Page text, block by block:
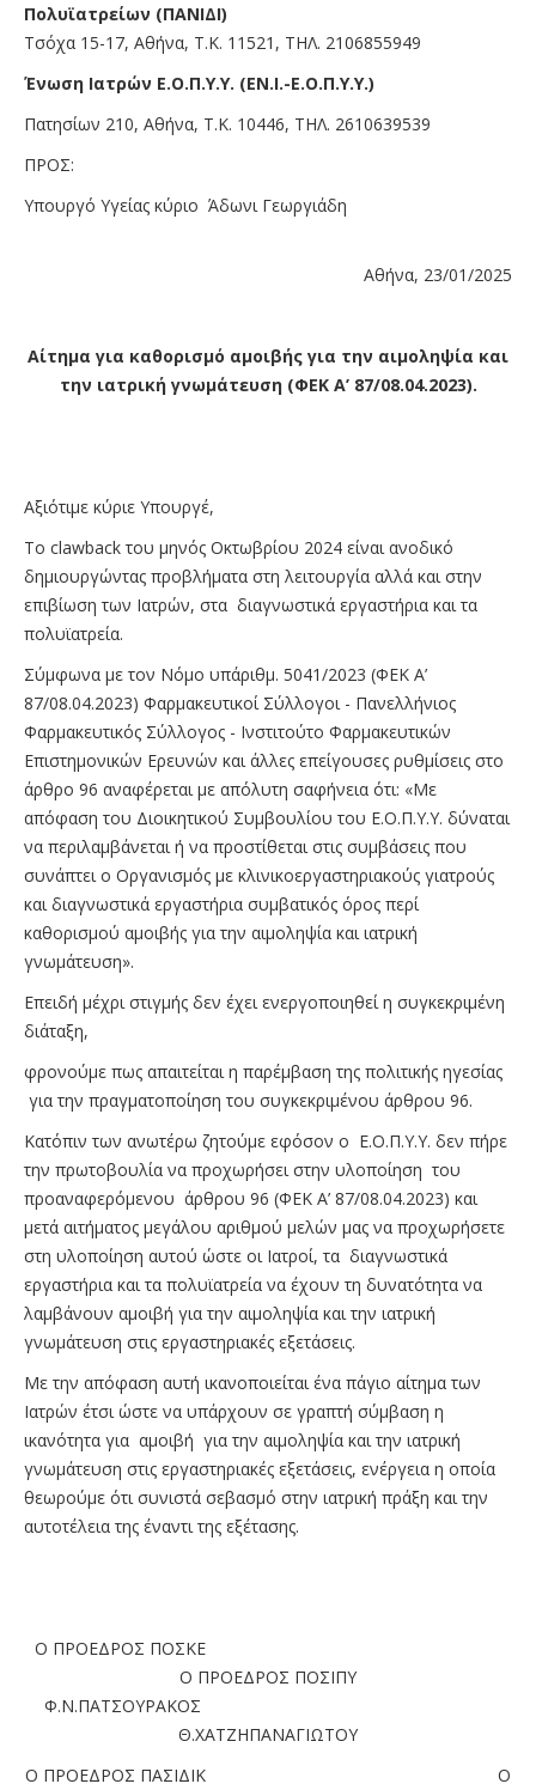
Πολυϊατρείων (ΠΑΝΙΔΙ)
Τσόχα 15-17, Αθήνα, Τ.Κ. 11521, ΤΗΛ. 2106855949
Ένωση Ιατρών Ε.Ο.Π.Υ.Υ. (ΕΝ.Ι.-Ε.Ο.Π.Υ.Υ.)
Πατησίων 210, Αθήνα, Τ.Κ. 10446, ΤΗΛ. 2610639539
ΠΡΟΣ:
Υπουργό Υγείας κύριο Άδωνι Γεωργιάδη
Αθήνα, 23/01/2025
Αίτημα για καθορισμό αμοιβής για την αιμοληψία και
την ιατρική γνωμάτευση (ΦΕΚ A’ 87/08.04.2023).
Αξιότιμε κύριε Υπουργέ,
Το clawback του μηνός Οκτωβρίου 2024 είναι ανοδικό
δημιουργώντας προβλήματα στη λειτουργία αλλά και στην
επιβίωση των Ιατρών, στα διαγνωστικά εργαστήρια και τα
πολυϊατρεία.
Σύμφωνα με τον Nόμο υπ΄αριθμ. 5041/2023 (ΦΕΚ A’
87/08.04.2023) Φαρμακευτικοί Σύλλογοι - Πανελλήνιος
Φαρμακευτικός Σύλλογος - Ινστιτούτο Φαρμακευτικών
Επιστημονικών Ερευνών και άλλες επείγουσες ρυθμίσεις στο
άρθρο 96 αναφέρεται με απόλυτη σαφήνεια ότι: «Με
απόφαση του Διοικητικού Συμβουλίου του Ε.Ο.Π.Υ.Υ. δύναται
να περιλαμβάνεται ή να προστίθεται στις συμβάσεις που
συνάπτει ο Οργανισμός με κλινικοεργαστηριακούς γιατρούς
και διαγνωστικά εργαστήρια συμβατικός όρος περί
καθορισμού αμοιβής για την αιμοληψία και ιατρική
γνωμάτευση».
Επειδή μέχρι στιγμής δεν έχει ενεργοποιηθεί η συγκεκριμένη
διάταξη,
φρονούμε πως απαιτείται η παρέμβαση της πολιτικής ηγεσίας
για την πραγματοποίηση του συγκεκριμένου άρθρου 96.
Κατόπιν των ανωτέρω ζητούμε εφόσον ο Ε.Ο.Π.Υ.Υ. δεν πήρε
την πρωτοβουλία να προχωρήσει στην υλοποίηση του
προαναφερόμενου άρθρου 96 (ΦΕΚ A’ 87/08.04.2023) και
μετά αιτήματος μεγάλου αριθμού μελών μας να προχωρήσετε
στη υλοποίηση αυτού ώστε οι Ιατροί, τα διαγνωστικά
εργαστήρια και τα πολυϊατρεία να έχουν τη δυνατότητα να
λαμβάνουν αμοιβή για την αιμοληψία και την ιατρική
γνωμάτευση στις εργαστηριακές εξετάσεις.
Με την απόφαση αυτή ικανοποιείται ένα πάγιο αίτημα των
Ιατρών έτσι ώστε να υπάρχουν σε γραπτή σύμβαση η
ικανότητα για αμοιβή για την αιμοληψία και την ιατρική
γνωμάτευση στις εργαστηριακές εξετάσεις, ενέργεια η οποία
θεωρούμε ότι συνιστά σεβασμό στην ιατρική πράξη και την
αυτοτέλεια της έναντι της εξέτασης.
Ο ΠΡΟΕΔΡΟΣ ΠΟΣΚΕ
Ο ΠΡΟΕΔΡΟΣ ΠΟΣΙΠΥ
Φ.Ν.ΠΑΤΣΟΥΡΑΚΟΣ
Θ.ΧΑΤΖΗΠΑΝΑΓΙΩΤΟΥ
Ο ΠΡΟΕΔΡΟΣ ΠΑΣΙΔΙΚ Ο